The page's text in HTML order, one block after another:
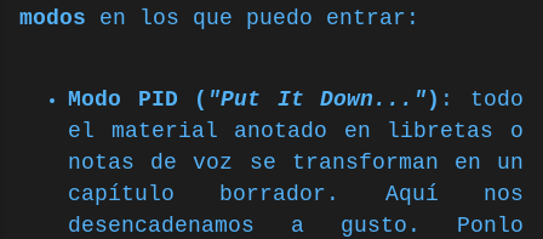
modos en los que puedo entrar:
Modo PID ( "Put It Down..." ) : todo
el material anotado en libretas o
notas de voz se transforman en un
capítulo borrador. Aquí nos
desencadenamos a gusto. Ponlo